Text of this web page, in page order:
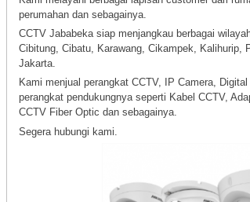
perumahan dan sebagainya.
CCTV Jababeka siap menjangkau berbagai
Cibitung, Cibatu, Karawang, Cikampek, Kalihurip,
Jakarta.
Kami menjual perangkat CCTV, IP Camera,
perangkat pendukungnya seperti Kabel CCTV,
CCTV Fiber Optic dan sebagainya.
Segera hubungi kami.